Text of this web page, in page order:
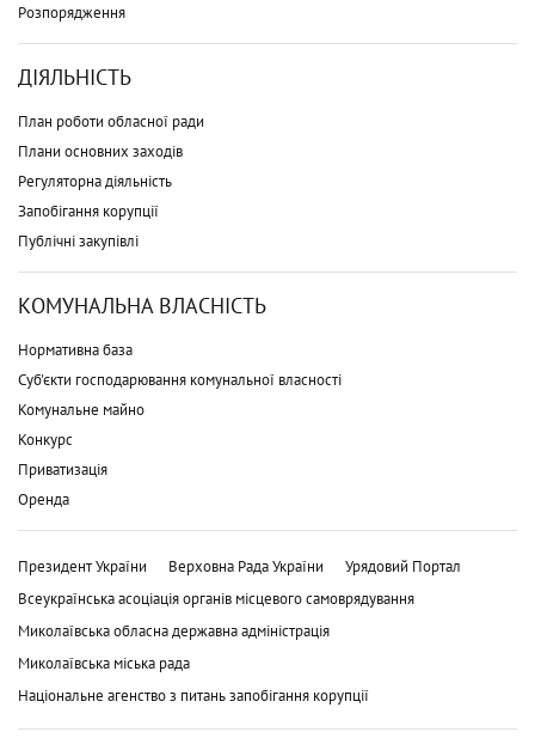
Розпорядження
ДІЯЛЬНІСТЬ
План роботи обласної ради
Плани основних заходів
Регуляторна діяльність
Запобігання корупції
Публічні закупівлі
КОМУНАЛЬНА ВЛАСНІСТЬ
Нормативна база
Суб'єкти господарювання комунальної власності
Комунальне майно
Конкурс
Приватизація
Оренда
Президент України Верховна Рада України
Урядовий Портал
Всеукраїнська асоціація органів місцевого самоврядування
Миколаївська обласна державна адміністрація
Миколаївська міська рада
Національне агенство з питань запобігання корупції